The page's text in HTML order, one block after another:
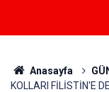
Anasayfa
KOLLARI FİLİSTİN'E